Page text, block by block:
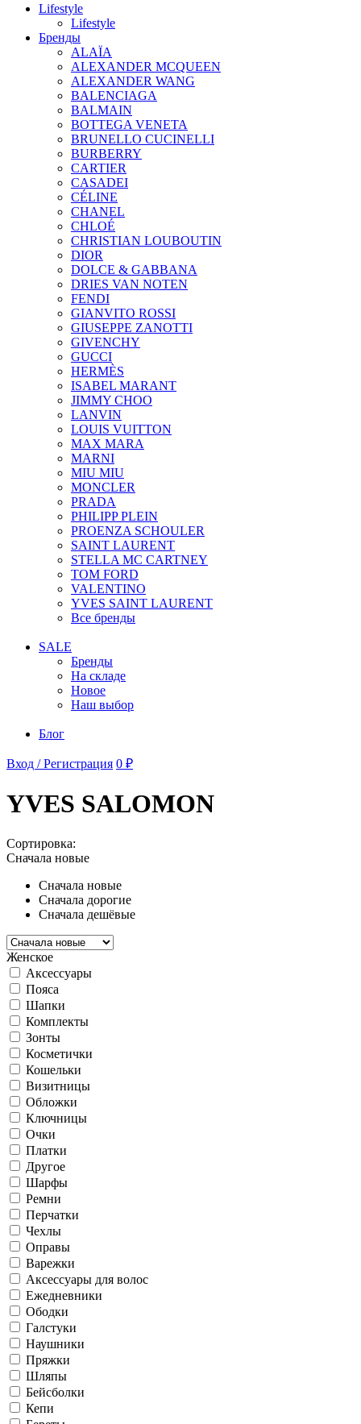
Lifestyle
Lifestyle
Бренды
ALAÏA
ALEXANDER MCQUEEN
ALEXANDER WANG
BALENCIAGA
BALMAIN
BOTTEGA VENETA
BRUNELLO CUCINELLI
BURBERRY
CARTIER
CASADEI
CÉLINE
CHANEL
CHLOÉ
CHRISTIAN LOUBOUTIN
DIOR
DOLCE & GABBANA
DRIES VAN NOTEN
FENDI
GIANVITO ROSSI
GIUSEPPE ZANOTTI
GIVENCHY
GUCCI
HERMÈS
ISABEL MARANT
JIMMY CHOO
LANVIN
LOUIS VUITTON
MAX MARA
MARNI
MIU MIU
MONCLER
PRADA
PHILIPP PLEIN
PROENZA SCHOULER
SAINT LAURENT
STELLA MC CARTNEY
TOM FORD
VALENTINO
YVES SAINT LAURENT
Все бренды
SALE
Бренды
На складе
Новое
Наш выбор
Блог
Вход / Регистрация 0 ₽
YVES SALOMON
Сортировка:
Сначала новые
Сначала новые
Сначала дорогие
Сначала дешёвые
Женское
Аксессуары
Пояса
Шапки
Комплекты
Зонты
Косметички
Кошельки
Визитницы
Обложки
Ключницы
Очки
Платки
Другое
Шарфы
Ремни
Перчатки
Чехлы
Оправы
Варежки
Аксессуары для волос
Ежедневники
Ободки
Галстуки
Наушники
Пряжки
Шляпы
Бейсболки
Кепи